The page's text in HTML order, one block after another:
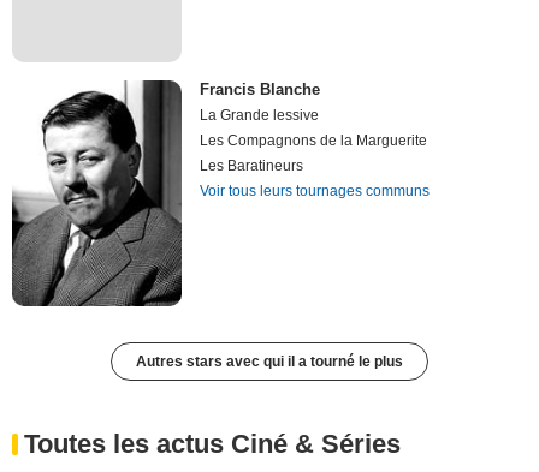
Francis Blanche
La Grande lessive
Les Compagnons de la Marguerite
Les Baratineurs
Voir tous leurs tournages communs
Autres stars avec qui il a tourné le plus
Toutes les actus Ciné & Séries